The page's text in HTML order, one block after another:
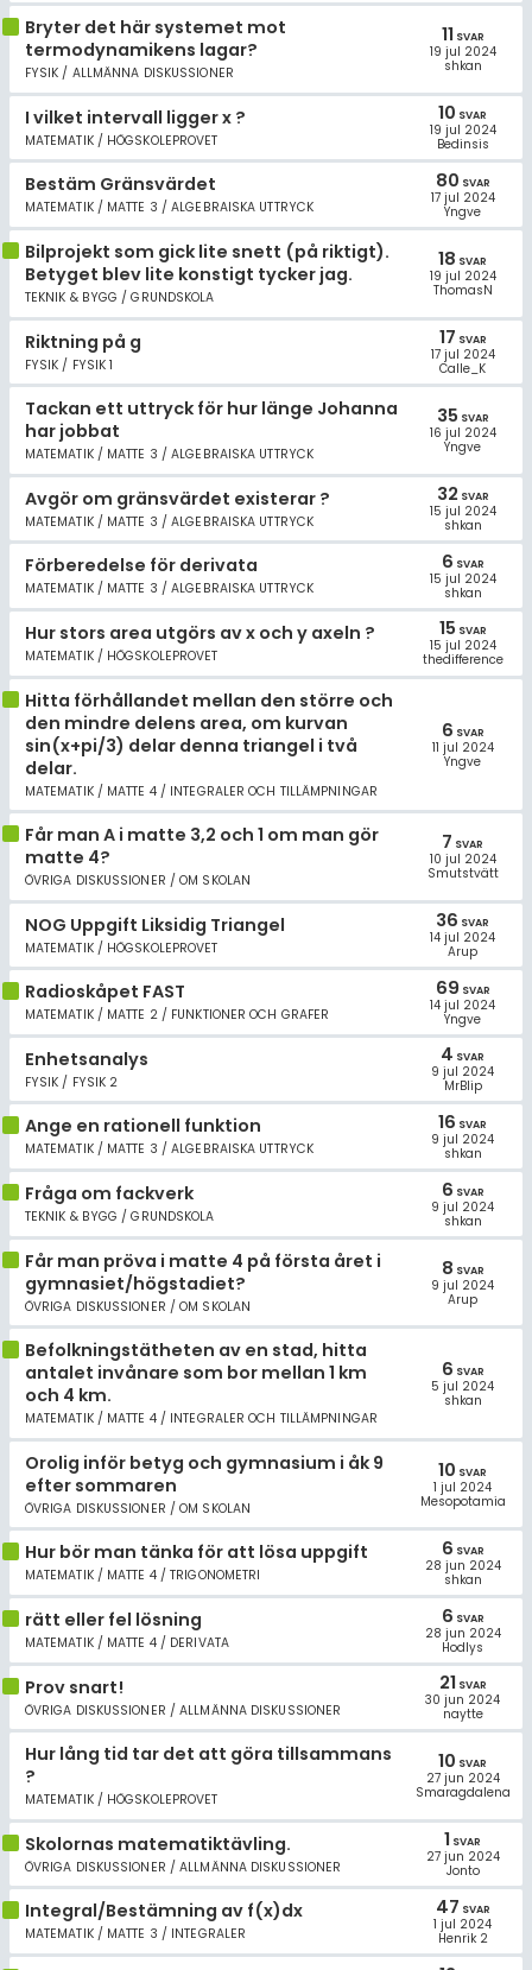
Bryter det här systemet mot
termodynamikens lagar?
FYSIK / ALLMÄNNA DISKUSSIONER
11 SVAR
19 jul 2024
shkan
I vilket intervall ligger x ?
MATEMATIK / HÖGSKOLEPROVET
10 SVAR
19 jul 2024
Bedinsis
Bestäm Gränsvärdet
MATEMATIK / MATTE 3 / ALGEBRAISKA UTTRYCK
80 SVAR
17 jul 2024
Yngve
Bilprojekt som gick lite snett (på riktigt).
Betyget blev lite konstigt tycker jag.
TEKNIK & BYGG / GRUNDSKOLA
18 SVAR
19 jul 2024
ThomasN
Riktning på g
FYSIK / FYSIK 1
17 SVAR
17 jul 2024
Calle_K
Tackan ett uttryck för hur länge Johanna
har jobbat
MATEMATIK / MATTE 3 / ALGEBRAISKA UTTRYCK
35 SVAR
16 jul 2024
Yngve
Avgör om gränsvärdet existerar ?
MATEMATIK / MATTE 3 / ALGEBRAISKA UTTRYCK
32 SVAR
15 jul 2024
shkan
Förberedelse för derivata
MATEMATIK / MATTE 3 / ALGEBRAISKA UTTRYCK
6 SVAR
15 jul 2024
shkan
Hur stors area utgörs av x och y axeln ?
MATEMATIK / HÖGSKOLEPROVET
15 SVAR
15 jul 2024
thedifference
Hitta förhållandet mellan den större och
den mindre delens area, om kurvan
sin(x+pi/3) delar denna triangel i två
delar.
MATEMATIK / MATTE 4 / INTEGRALER OCH TILLÄMPNINGAR
6 SVAR
11 jul 2024
Yngve
Får man A i matte 3,2 och 1 om man gör
matte 4?
ÖVRIGA DISKUSSIONER / OM SKOLAN
7 SVAR
10 jul 2024
Smutstvätt
NOG Uppgift Liksidig Triangel
MATEMATIK / HÖGSKOLEPROVET
36 SVAR
14 jul 2024
Arup
Radioskåpet FAST
MATEMATIK / MATTE 2 / FUNKTIONER OCH GRAFER
69 SVAR
14 jul 2024
Yngve
Enhetsanalys
FYSIK / FYSIK 2
4 SVAR
9 jul 2024
MrBlip
Ange en rationell funktion
MATEMATIK / MATTE 3 / ALGEBRAISKA UTTRYCK
16 SVAR
9 jul 2024
shkan
Fråga om fackverk
TEKNIK & BYGG / GRUNDSKOLA
6 SVAR
9 jul 2024
shkan
Får man pröva i matte 4 på första året i
gymnasiet/högstadiet?
ÖVRIGA DISKUSSIONER / OM SKOLAN
8 SVAR
9 jul 2024
Arup
Befolkningstätheten av en stad, hitta
antalet invånare som bor mellan 1 km
och 4 km.
MATEMATIK / MATTE 4 / INTEGRALER OCH TILLÄMPNINGAR
6 SVAR
5 jul 2024
shkan
Orolig inför betyg och gymnasium i åk 9
efter sommaren
ÖVRIGA DISKUSSIONER / OM SKOLAN
10 SVAR
1 jul 2024
Mesopotamia
Hur bör man tänka för att lösa uppgift
MATEMATIK / MATTE 4 / TRIGONOMETRI
6 SVAR
28 jun 2024
shkan
rätt eller fel lösning
MATEMATIK / MATTE 4 / DERIVATA
6 SVAR
28 jun 2024
Hodlys
Prov snart!
ÖVRIGA DISKUSSIONER / ALLMÄNNA DISKUSSIONER
21 SVAR
30 jun 2024
naytte
Hur lång tid tar det att göra tillsammans
?
MATEMATIK / HÖGSKOLEPROVET
10 SVAR
27 jun 2024
Smaragdalena
Skolornas matematiktävling.
ÖVRIGA DISKUSSIONER / ALLMÄNNA DISKUSSIONER
1 SVAR
27 jun 2024
Jonto
Integral/Bestämning av f(x)dx
MATEMATIK / MATTE 3 / INTEGRALER
47 SVAR
1 jul 2024
Henrik 2